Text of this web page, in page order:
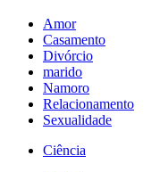
Amor
Casamento
Divórcio
marido
Namoro
Relacionamento
Sexualidade
Ciência